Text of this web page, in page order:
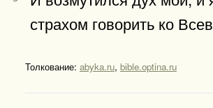
страхом говорить ко
Толкование: abyka.ru, bible.optina.ru